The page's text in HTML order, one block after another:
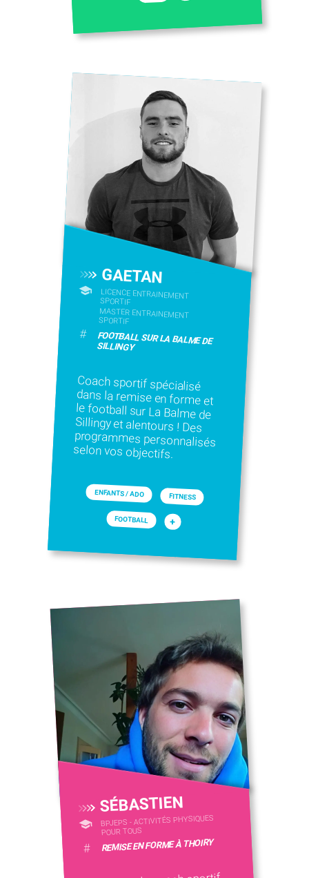
GAETAN
LICENCE ENTRAINEMENT
SPORTIF
MASTER ENTRAINEMENT
SPORTIF
# FOOTBALL SUR LA BALME DE
SILLINGY
Coach sportif spécialisé
dans la remise en forme et
le football sur La Balme de
Sillingy et alentours ! Des
programmes personnalisés
selon vos objectifs.
ENFANTS / ADO FITNESS
FOOTBALL +
SÉBASTIEN
BPJEPS - ACTIVITÉS PHYSIQUES
POUR TOUS
# REMISE EN FORME À THOIRY